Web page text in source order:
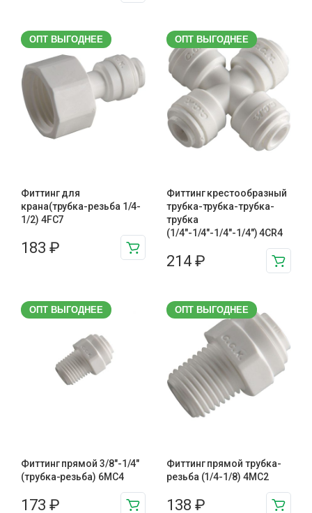
ОПТ ВЫГОДНЕЕ
Фиттинг для
крана(трубка-резьба 1/4-
1/2) 4FC7
183 ₽
ОПТ ВЫГОДНЕЕ
Фиттинг крестообразный
трубка-трубка-трубка-
трубка
(1/4"-1/4"-1/4"-1/4") 4CR4
214 ₽
ОПТ ВЫГОДНЕЕ
Фиттинг прямой 3/8"-1/4"
(трубка-резьба) 6MC4
173 ₽
ОПТ ВЫГОДНЕЕ
Фиттинг прямой трубка-
резьба (1/4-1/8) 4MC2
138 ₽